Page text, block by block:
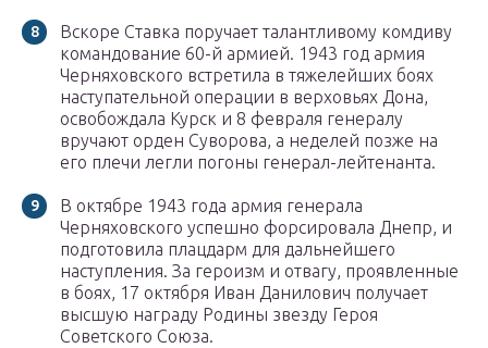
Вскоре Ставка поручает талантливому комдиву
командование 60-й армией. 1943 год армия
Черняховского встретила в тяжелейших боях
наступательной операции в верховьях Дона,
освобождала Курск и 8 февраля генералу
вручают орден Суворова, а неделей позже на
его плечи легли погоны генерал-лейтенанта.
В октябре 1943 года армия генерала
Черняховского успешно форсировала Днепр, и
подготовила плацдарм для дальнейшего
наступления. За героизм и отвагу, проявленные
в боях, 17 октября Иван Данилович получает
высшую награду Родины звезду Героя
Советского Союза.